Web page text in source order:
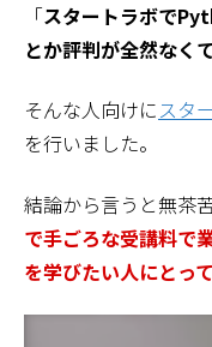
「スタートラボで
とか評判が全然なく
そんな人向けにスタ
を行いました。
結論から言うと無茶
で手ごろな受講料で
を学びたい人にとっ